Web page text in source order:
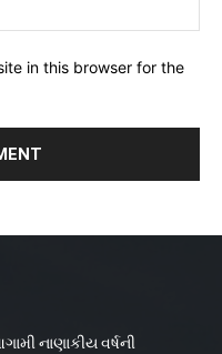
in this browser for the
નાણાકીય વર્ષની